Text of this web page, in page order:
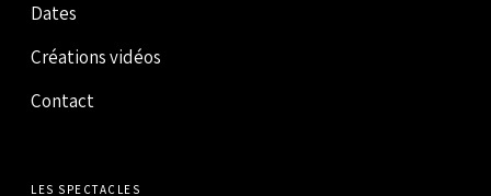
Dates
Créations vidéos
Contact
LES SPECTACLES